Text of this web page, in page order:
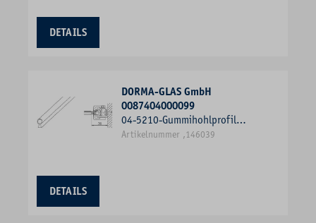
DETAILS
DORMA-GLAS GmbH
0087404000099
04-5210-Gummihohlprofil
2000mm
Artikelnummer ,146039
DETAILS